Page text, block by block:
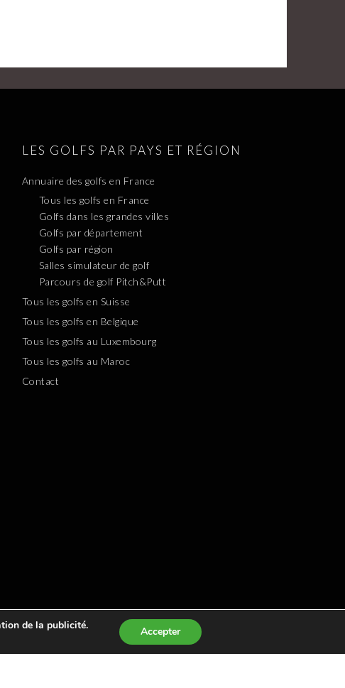
LES GOLFS PAR PAYS ET RÉGION
Annuaire des golfs en France
Tous les golfs en France
Golfs dans les grandes villes
Golfs par département
Golfs par région
Salles simulateur de golf
Parcours de golf Pitch&Putt
Tous les golfs en Suisse
Tous les golfs en Belgique
Tous les golfs au Luxembourg
Tous les golfs au Maroc
Contact
de la publicité.
Accepter